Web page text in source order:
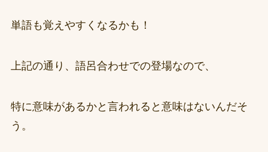
単語も覚えやすくなるかも！
上記の通り、語呂合わせでの登場なので、
特に意味があるかと言われると意味はないんだそ
う。